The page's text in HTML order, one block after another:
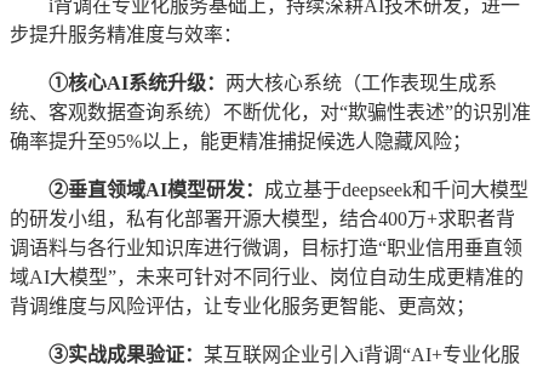
i背调在专业化服务基础上，持续深耕AI技术研发，进一
步提升服务精准度与效率：
①核心AI系统升级： 两大核心系统（工作表现生成系
统、客观数据查询系统）不断优化，对“欺骗性表述”的识别准
确率提升至95%以上，能更精准捕捉候选人隐藏风险；
②垂直领域AI模型研发： 成立基于deepseek和千问大模型
的研发小组，私有化部署开源大模型，结合400万+求职者背
调语料与各行业知识库进行微调，目标打造“职业信用垂直领
域AI大模型”，未来可针对不同行业、岗位自动生成更精准的
背调维度与风险评估，让专业化服务更智能、更高效；
③实战成果验证： 某互联网企业引入i背调“AI+专业化服